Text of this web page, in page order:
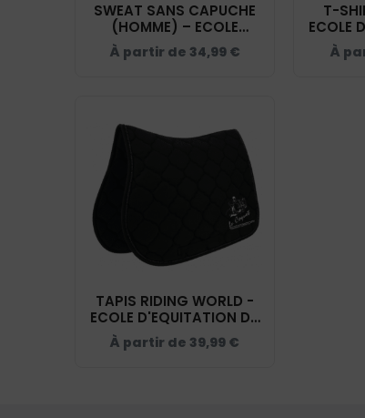
SWEAT SANS CAPUCHE
(HOMME) – ECOLE
D'EQUITATION DU
COQUET - BCU01K
À partir de 34,99 €
T-
ECOLE
À
TAPIS RIDING WORLD -
ECOLE D'EQUITATION DU
COQUET - 20453
À partir de 39,99 €